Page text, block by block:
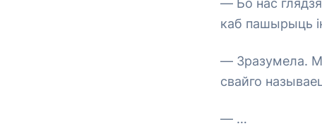
— Бо нас
каб пашырыць
— Зразумела.
свайго
— …